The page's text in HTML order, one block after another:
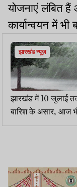
योजनाएं लंबित
कार्यान्वयन में भी
झारखंड न्यूज़
झारखंड में 10 जुलाई
बारिश के असार, आज
सहित कई जिलों में